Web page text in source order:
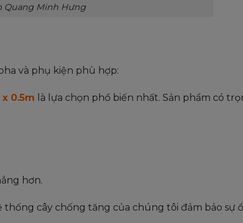
Quang Minh Hưng
và phụ kiện phù hợp:
x 0.5m là lựa chọn phổ biến nhất. Sản phẩm có
hơn.
cây chống tăng của chúng tôi đảm bảo sự